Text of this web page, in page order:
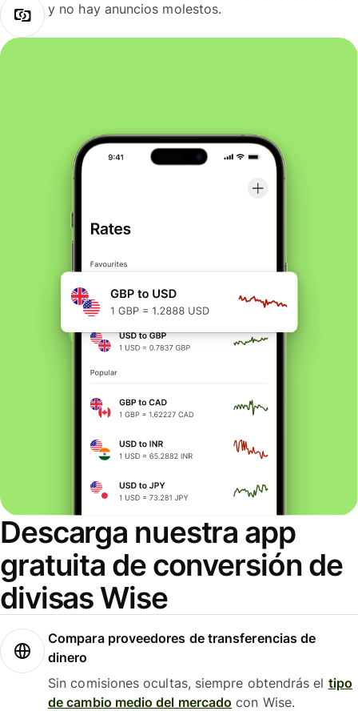
y no hay anuncios molestos.
Descarga nuestra app
gratuita de conversión de
divisas Wise
Compara proveedores de transferencias de
dinero
Sin comisiones ocultas, siempre obtendrás el tipo
de cambio medio del mercado con Wise.